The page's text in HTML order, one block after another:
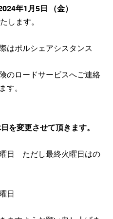
年1月5日 （金）
します。
はポルシェアシスタンス
のロードサービスへご連絡
。
を変更させて頂きます。
日 ただし最終火曜日はの
日